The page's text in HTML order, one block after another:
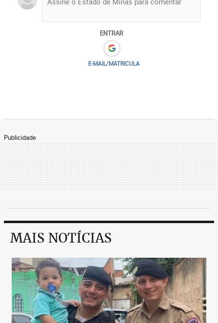
ENTRAR
E-MAIL/MATRICULA
Publicidade
MAIS NOTÍCIAS